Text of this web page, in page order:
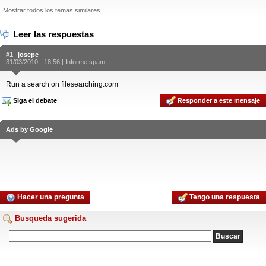
Mostrar todos los temas similares
Leer las respuestas
#1
josepe
31/03/2010 - 18:56 | Informe spam
Run a search on filesearching.com
Siga el debate Responder a este mensaje
Ads by Google
Hacer una pregunta Tengo una respuesta
Busqueda sugerida